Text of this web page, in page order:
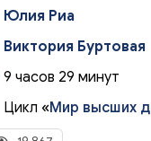
Юлия Риа
Виктория Буртовая
9 часов 29 минут
Цикл «Мир высших